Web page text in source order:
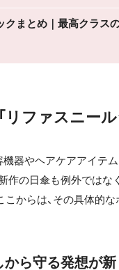
クまとめ｜最高クラス
リファスニー
機器やヘアケアアイテ
作の日傘も例外ではな
こからは、その具体的
から守る発想が